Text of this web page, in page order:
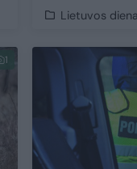
Lietuvos diena
1